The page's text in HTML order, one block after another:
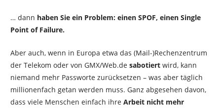
… dann haben Sie ein Problem: einen SPOF, einen Single
Point of Failure.
Aber auch, wenn in Europa etwa das (Mail-)Rechenzentrum
der Telekom oder von GMX/Web.de sabotiertwird, kann
niemand mehr Passworte zurücksetzen – was aber täglich
millionenfach getan werden muss. Ganz abgesehen davon,
dass viele Menschen einfach ihre Arbeit nicht mehr